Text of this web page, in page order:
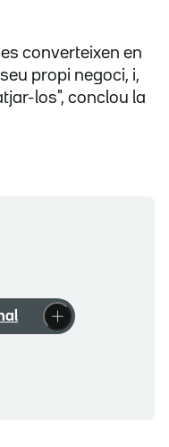
converteixen en
propi negoci, i,
los", conclou la